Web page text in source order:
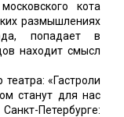
кота
размышлениях
попадает в
находит смысл
«Гастроли
станут для нас
Петербурге: